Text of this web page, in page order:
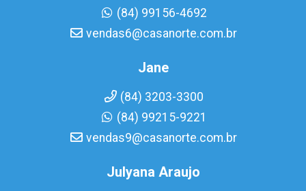
(84) 99156-4692
vendas6@casanorte.com.br
Jane
(84) 3203-3300
(84) 99215-9221
vendas9@casanorte.com.br
Julyana Araujo